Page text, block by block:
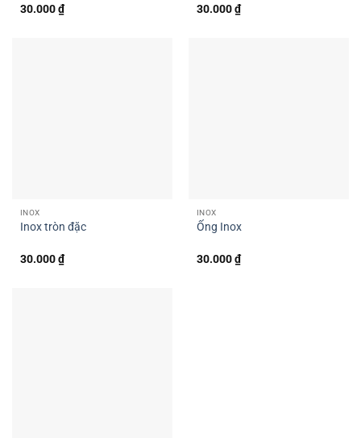
30.000₫ 30.000₫
INOX
Inox tròn đặc
30.000₫
INOX
Ống Inox
30.000₫